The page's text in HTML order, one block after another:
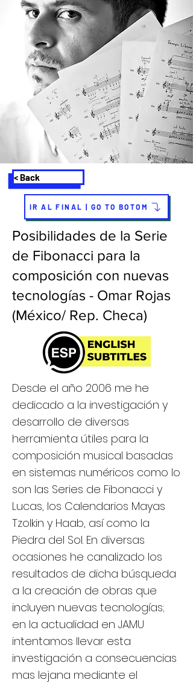
< Back
IR AL FINAL | GO TO BOTOM
Posibilidades de la Serie
de Fibonacci para la
composición con nuevas
tecnologías - Omar Rojas
(México/ Rep. Checa)
Desde el año 2006 me he
dedicado a la investigación y
desarrollo de diversas
herramienta útiles para la
composición musical basadas
en sistemas numéricos como lo
son las Series de Fibonacci y
Lucas, los Calendarios Mayas
Tzolkin y Haab, así como la
Piedra del Sol. En diversas
ocasiones he canalizado los
resultados de dicha búsqueda
a la creación de obras que
incluyen nuevas tecnologías;
en la actualidad en JAMU
intentamos llevar esta
investigación a consecuencias
mas lejana mediante el